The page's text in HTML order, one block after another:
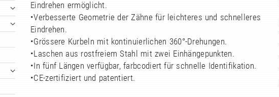
Eindrehen ermöglicht.
•Verbesserte Geometrie der Zähne für leichteres und schnelleres
Eindrehen.
•Grössere Kurbeln mit kontinuierlichen 360°-Drehungen.
•Laschen aus rostfreiem Stahl mit zwei Einhängepunkten.
•In fünf Längen verfügbar, farbcodiert für schnelle Identifikation.
•CE-zertifiziert und patentiert.